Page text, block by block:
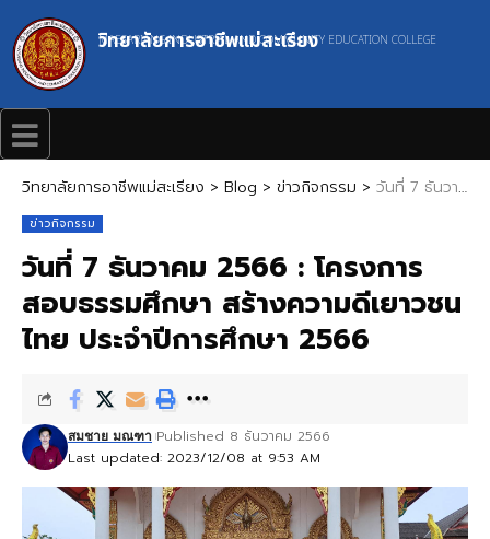
วิทยาลัยการอาชีพแม่สะเรียง
MAESARIANG INDUSTRIAL AND COMMUNITY EDUCATION COLLEGE
วิทยาลัยการอาชีพแม่สะเรียง > Blog > ข่าวกิจกรรม > วันที่ 7 ธันวาคม 2566 : โครงการสอบธรรมศึกษา สร้างความดีเยาวชนไทย ประจำปีการศึกษา 2566
ข่าวกิจกรรม
วันที่ 7 ธันวาคม 2566 : โครงการ
สอบธรรมศึกษา สร้างความดีเยาวชน
ไทย ประจำปีการศึกษา 2566
Last updated: 2023/12/08 at 9:53 AM
สมชาย มณฑา Published 8 ธันวาคม 2566